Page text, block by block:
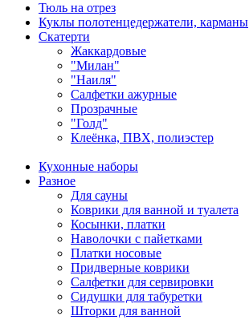
Тюль на отрез
Куклы полотенцедержатели, карманы
Скатерти
Жаккардовые
"Милан"
"Наиля"
Салфетки ажурные
Прозрачные
"Голд"
Клеёнка, ПВХ, полиэстер
Кухонные наборы
Разное
Для сауны
Коврики для ванной и туалета
Косынки, платки
Наволочки с пайетками
Платки носовые
Придверные коврики
Салфетки для сервировки
Сидушки для табуретки
Шторки для ванной